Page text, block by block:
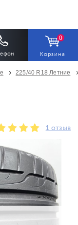
0
Корзина
Все
225/40 R18 Летние
1 отзыв